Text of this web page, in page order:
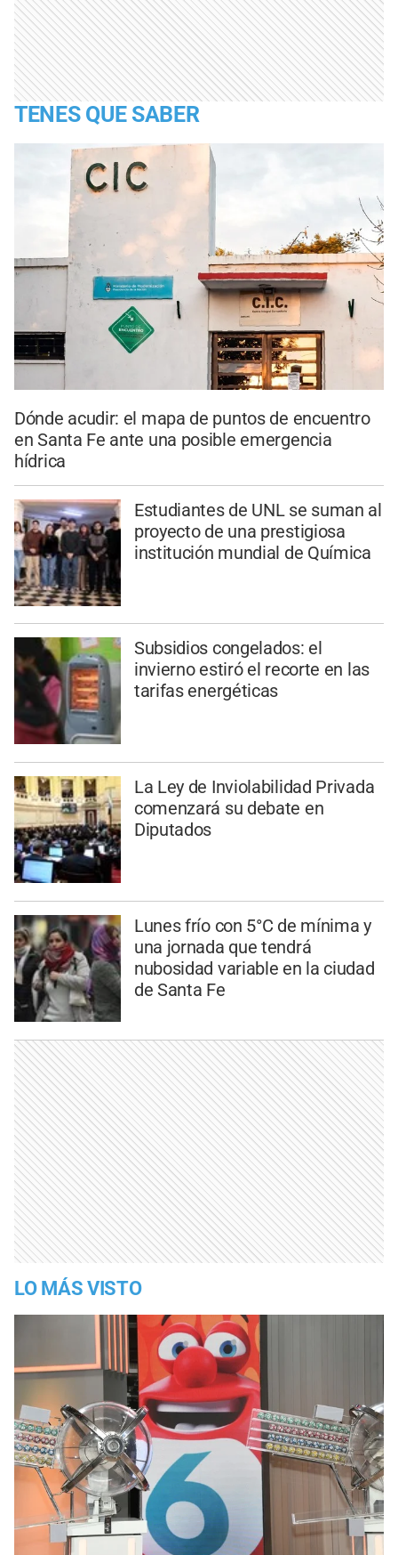
TENES QUE SABER
Dónde acudir: el mapa de puntos de encuentro
en Santa Fe ante una posible emergencia
hídrica
Estudiantes de UNL se suman al
proyecto de una prestigiosa
institución mundial de Química
Subsidios congelados: el
invierno estiró el recorte en las
tarifas energéticas
La Ley de Inviolabilidad Privada
comenzará su debate en
Diputados
Lunes frío con 5°C de mínima y
una jornada que tendrá
nubosidad variable en la ciudad
de Santa Fe
LO MÁS VISTO